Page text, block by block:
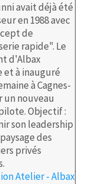
avait déjà été
en 1988 avec
de
rapide". Le
d'Albax
et à inauguré
à Cagnes-
un nouveau
Objectif :
son leadership
des
privés